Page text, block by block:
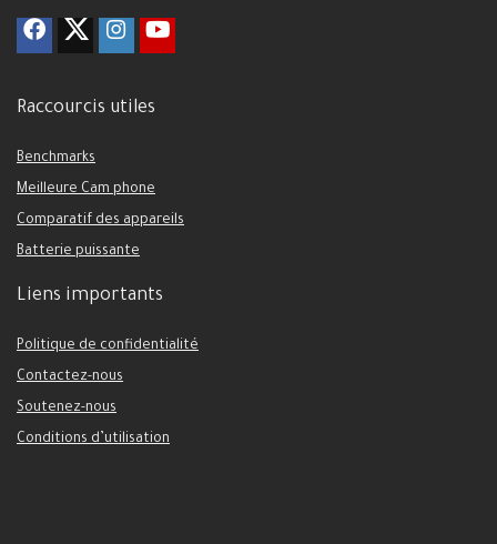
Raccourcis utiles
Benchmarks
Meilleure Cam phone
Comparatif des appareils
Batterie puissante
Liens importants
Politique de confidentialité
Contactez-nous
Soutenez-nous
Conditions d’utilisation